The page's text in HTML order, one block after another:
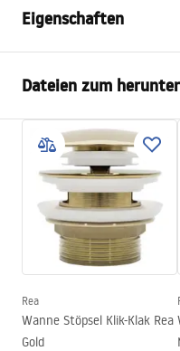
Eigenschaften
Farbe
Material
Länge
Breite
Höhe
Montageseite
Ablaufgarnitur inklusive
Garantie
Dateien zum
Manual
Rea
Wanne Stöpsel Klik-Klak Rea
Gold